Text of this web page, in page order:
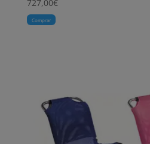
727,00€
Comprar